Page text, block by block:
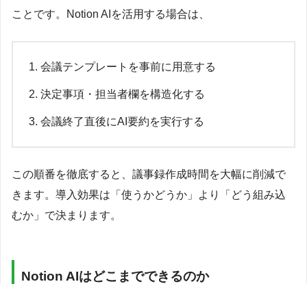
ことです。Notion AIを活用する場合は、
会議テンプレートを事前に用意する
決定事項・担当者欄を構造化する
会議終了直後にAI要約を実行する
この順番を徹底すると、議事録作成時間を大幅に削減で
きます。導入効果は「使うかどうか」より「どう組み込
むか」で決まります。
Notion AIはどこまでできるのか